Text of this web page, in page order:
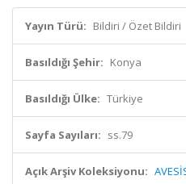
Yayın Türü: Bildiri / Özet Bildiri
Basıldığı Şehir: Konya
Basıldığı Ülke: Türkiye
Sayfa Sayıları: ss.79
Açık Arşiv Koleksiyonu: